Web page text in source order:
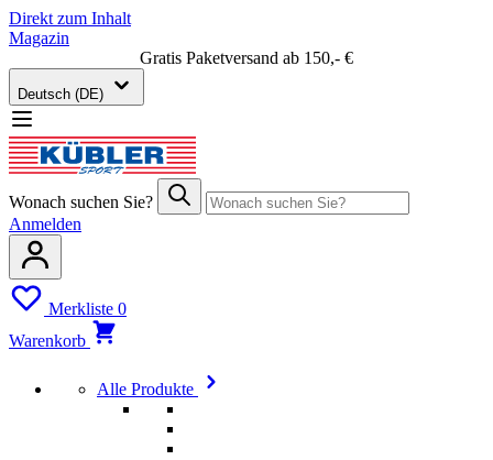
Direkt zum Inhalt
Magazin
Gratis Paketversand ab 150,- €
Deutsch (DE)
Wonach suchen Sie?
Anmelden
Merkliste 0
Warenkorb
Alle Produkte